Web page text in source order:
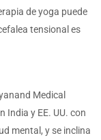
de yoga puede
tensional es
Medical
India y EE. UU. con
mental, y se inclina